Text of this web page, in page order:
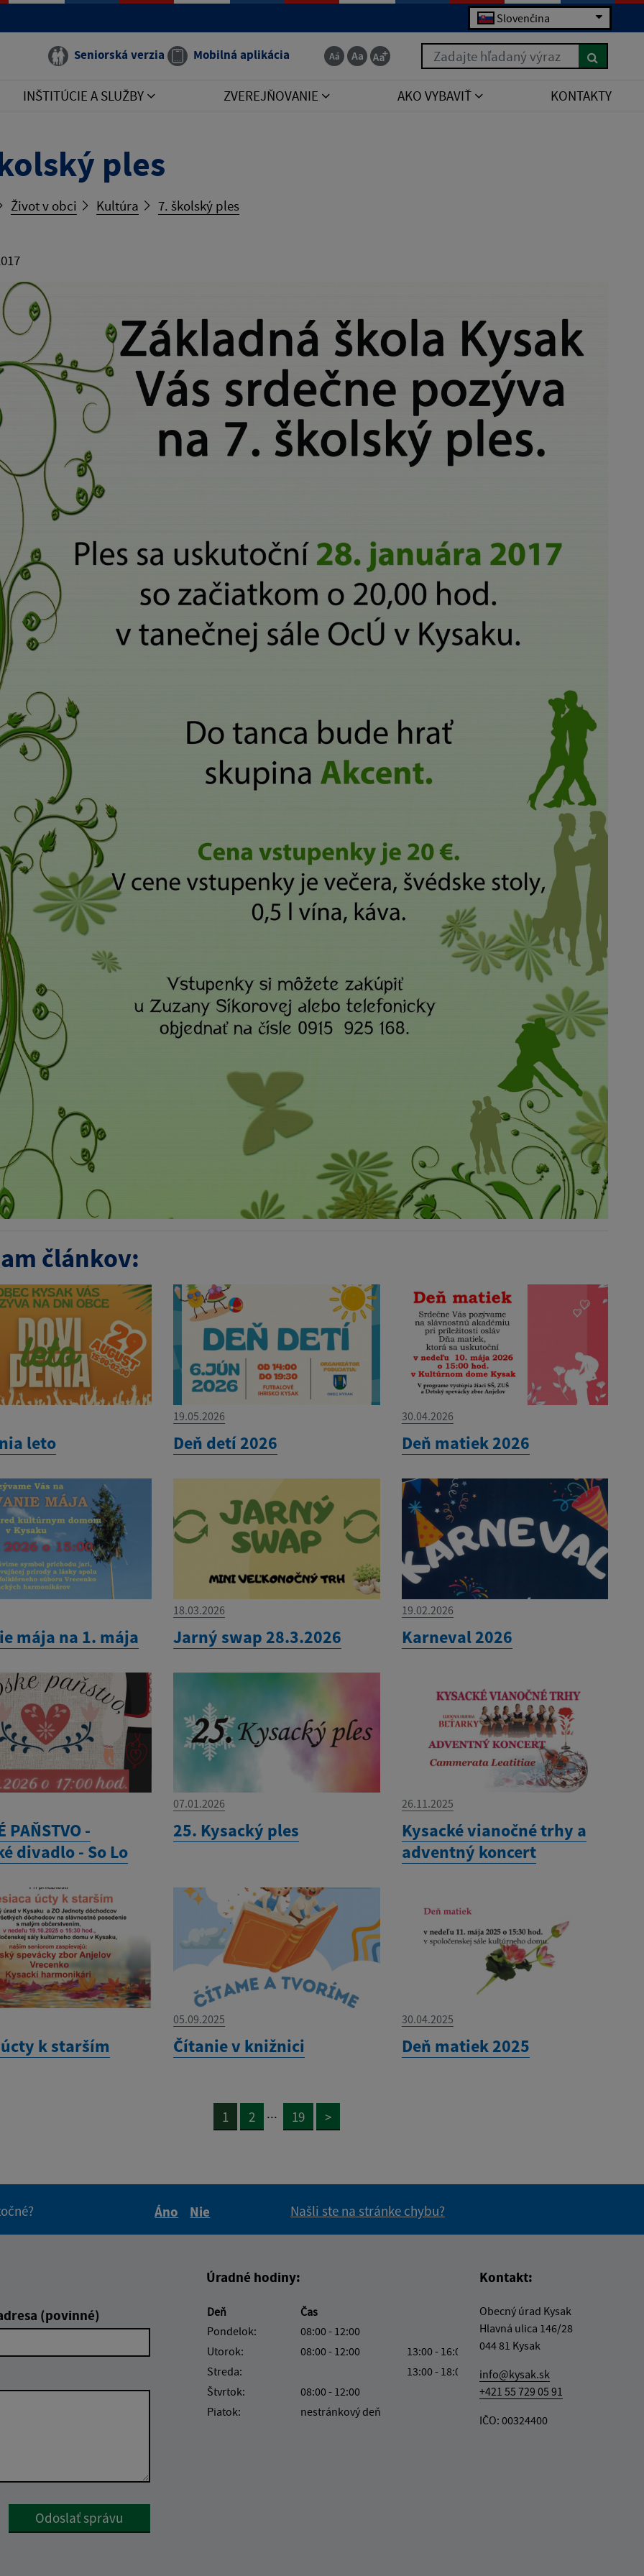
Slovenčina
Seniorská verzia Mobilná aplikácia Zadajte hľadaný výraz
INŠTITÚCIE A SLUŽBY ZVEREJŇOVANIE AKO VYBAVIŤ KONTAKTY
ples
Život v obci Kultúra 7. školský ples
článkov:
leto
19.05.2026
Deň detí 2026
30.04.2026
Deň matiek 2026
mája na 1. mája
18.03.2026
Jarný swap 28.3.2026
19.02.2026
Karneval 2026
PAŇSTVO -
divadlo - So Lo
07.01.2026
25. Kysacký ples
26.11.2025
Kysacké vianočné trhy a
adventný koncert
k starším
05.09.2025
Čítanie v knižnici
30.04.2025
Deň matiek 2025
1 2 ... 19 >
Áno
Nie
Našli ste na stránke chybu?
(povinné)
Google reCaptcha Response
Odoslať správu
Úradné hodiny:
Deň
Čas
Pondelok:
08:00 - 12:00
Utorok:
08:00 - 12:00
13:00 - 16:00
Streda:
13:00 - 18:00
Štvrtok:
08:00 - 12:00
Piatok:
nestránkový deň
Kontakt:
Obecný úrad Kysak
Hlavná ulica 146/28
044 81 Kysak
info@kysak.sk
+421 55 729 05 91
IČO: 00324400